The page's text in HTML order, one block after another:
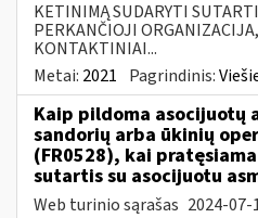
KETINIMĄ SUDARYTI
PERKANČIOJI
KONTAKTINIAI...
Metai: 2021 Pagrindinis:
Kaip pildoma asocijuotų
sandorių arba ūkinių
(FR0528), kai
sutartis su asocijuotu
Web turinio sąrašas 2024-07-